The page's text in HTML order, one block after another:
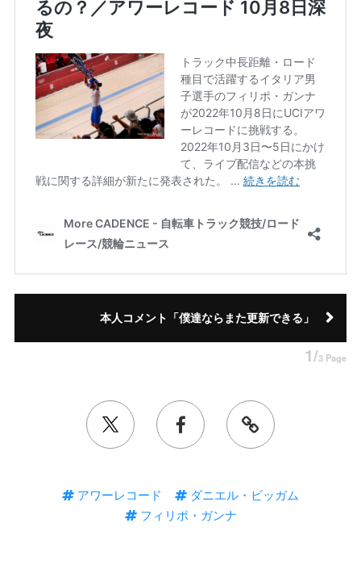
本人コメント「僕達ならまた更新できる」
1/3 Page
アワーレコード
ダニエル・ビッガム
フィリポ・ガンナ